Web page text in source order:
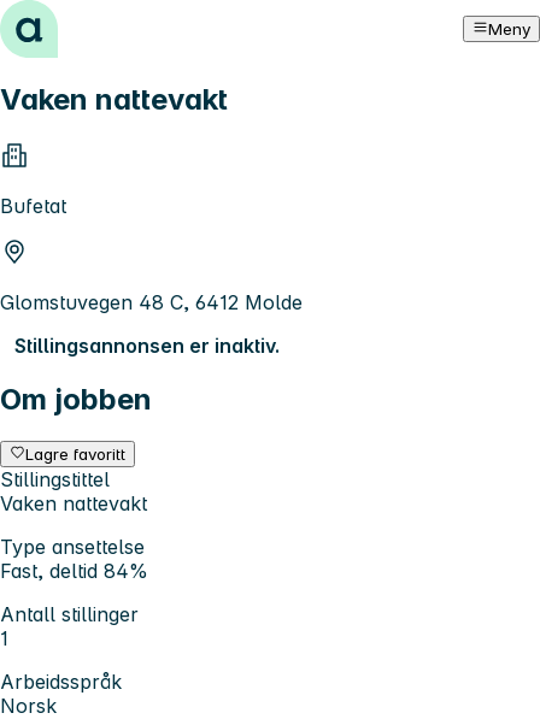
Hopp til innhold Meny
Vaken nattevakt
Bufetat
Glomstuvegen 48 C, 6412 Molde
Stillingsannonsen er inaktiv.
Om jobben
Lagre favoritt
Stillingstittel
Vaken nattevakt
Type ansettelse
Fast, deltid 84%
Antall stillinger
1
Arbeidsspråk
Norsk